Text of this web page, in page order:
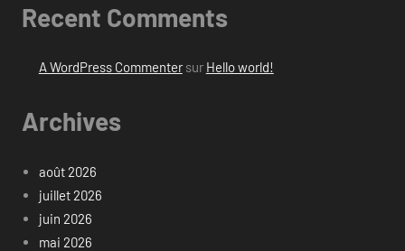
Recent Comments
A WordPress Commentersur Hello world!
Archives
août 2026
juillet 2026
juin 2026
mai 2026